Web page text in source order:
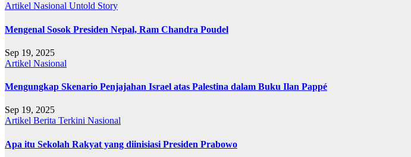
Artikel Nasional Untold Story
Mengenal Sosok Presiden Nepal, Ram Chandra Poudel
Sep 19, 2025
Artikel Nasional
Mengungkap Skenario Penjajahan Israel atas Palestina dalam Buku Ilan Pappé
Sep 19, 2025
Artikel Berita Terkini Nasional
Apa itu Sekolah Rakyat yang diinisiasi Presiden Prabowo